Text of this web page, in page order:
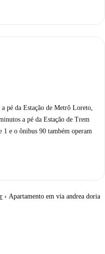
pé da Estação de Metrô Loreto,
a pé da Estação de Trem
e o ônibus 90 também operam
› Apartamento em via andrea doria